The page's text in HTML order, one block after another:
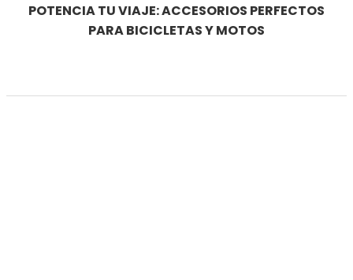
POTENCIA TU VIAJE: ACCESORIOS PERFECTOS
PARA BICICLETAS Y MOTOS